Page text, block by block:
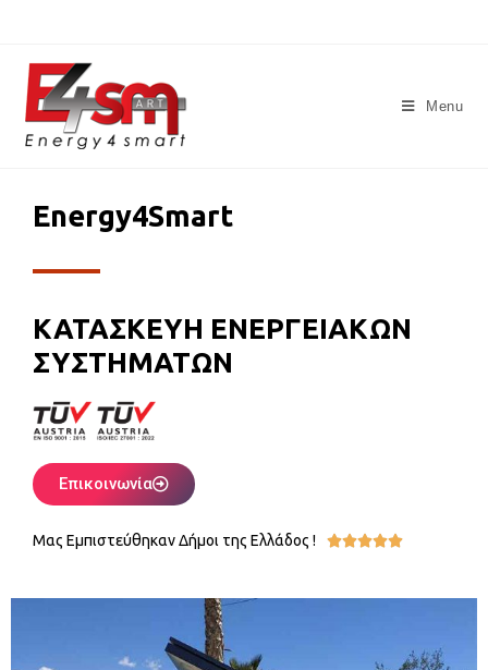
Menu
Energy4Smart
ΚΑΤΑΣΚΕΥΗ ΕΝΕΡΓΕΙΑΚΩΝ
ΣΥΣΤΗΜΑΤΩΝ
Επικοινωνία
Μας Εμπιστεύθηκαν Δήμοι της Ελλάδος ! 